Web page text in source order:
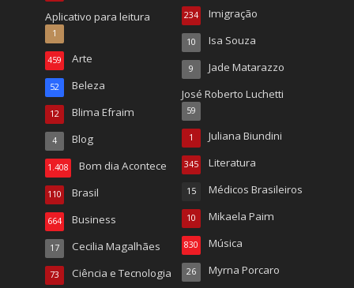
Aplicativo para leitura
1
Arte
459
Beleza
52
Blima Efraim
12
Blog
4
Bom dia Acontece
1.408
Brasil
110
Business
664
Cecilia Magalhães
17
Ciência e Tecnologia
73
Imigração
234
Isa Souza
10
Jade Matarazzo
9
José Roberto Luchetti
59
Juliana Biundini
1
Literatura
345
Médicos Brasileiros
15
Mikaela Paim
10
Música
830
Myrna Porcaro
26